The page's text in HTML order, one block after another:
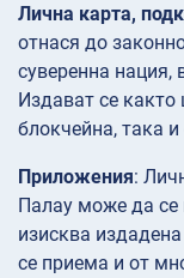
Лична карта,
отнася до
суверенна нация,
Издават се
блокчейна, така
Приложения:
Палау може да се
изисква
се приема и от